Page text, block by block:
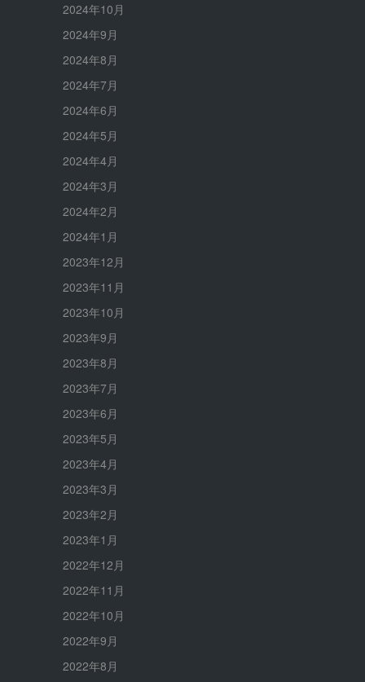
2024年10月
2024年9月
2024年8月
2024年7月
2024年6月
2024年5月
2024年4月
2024年3月
2024年2月
2024年1月
2023年12月
2023年11月
2023年10月
2023年9月
2023年8月
2023年7月
2023年6月
2023年5月
2023年4月
2023年3月
2023年2月
2023年1月
2022年12月
2022年11月
2022年10月
2022年9月
2022年8月